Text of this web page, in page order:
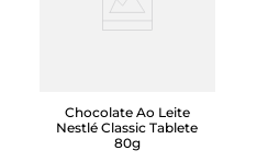
Chocolate Ao Leite
Nestlé Classic Tablete
80g